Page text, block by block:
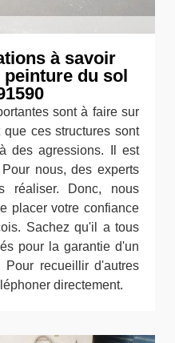
à savoir
du sol
sont à faire sur
ces structures sont
des agressions. Il est
nous, des experts
réaliser. Donc, nous
placer votre confiance
Sachez qu'il a tous
pour la garantie d'un
recueillir d'autres
directement.